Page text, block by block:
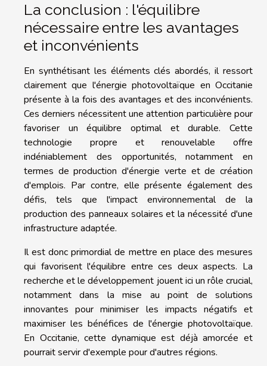
La conclusion : l'équilibre
nécessaire entre les avantages
et inconvénients
En synthétisant les éléments clés abordés, il ressort
clairement que l'énergie photovoltaïque en Occitanie
présente à la fois des avantages et des inconvénients.
Ces derniers nécessitent une attention particulière pour
favoriser un équilibre optimal et durable. Cette
technologie propre et renouvelable offre
indéniablement des opportunités, notamment en
termes de production d'énergie verte et de création
d'emplois. Par contre, elle présente également des
défis, tels que l'impact environnemental de la
production des panneaux solaires et la nécessité d'une
infrastructure adaptée.
Il est donc primordial de mettre en place des mesures
qui favorisent l'équilibre entre ces deux aspects. La
recherche et le développement jouent ici un rôle crucial,
notamment dans la mise au point de solutions
innovantes pour minimiser les impacts négatifs et
maximiser les bénéfices de l'énergie photovoltaïque.
En Occitanie, cette dynamique est déjà amorcée et
pourrait servir d'exemple pour d'autres régions.